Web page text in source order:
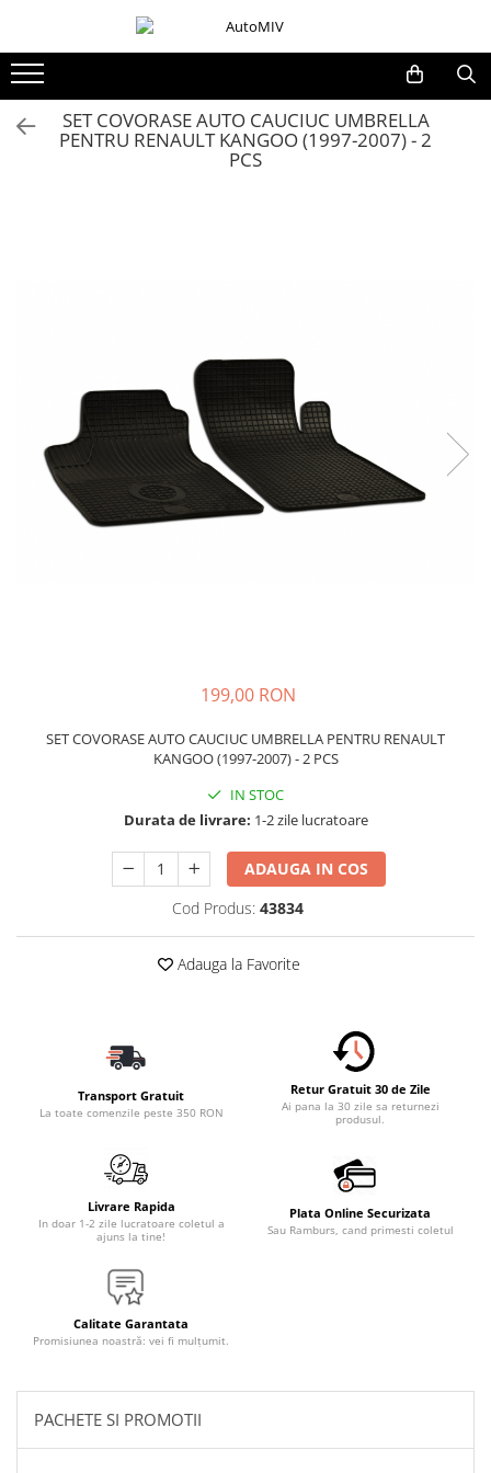
Oferta Saptamanii
Butoane
Buton Clapeta Rezervor
Buton Portbagaj
Alte Butoane/Comutatoare
Butoane Semnalizare
Schimbatoare Viteze
Covorase Auto/ Presuri Auto
Accesorii pentru Roti si Anvelope
Husa Anvelope
Truse Chei
Organizatoare Auto
Iluminat Auto
Semnalizari
Faruri Ceata
Accesorii LED
Becuri Auto
Piese Caroserie
Amortizoare Capota
SET COVORASE AUTO CAUCIUC UMBRELLA
PENTRU RENAULT KANGOO (1997-2007) - 2
PCS
199,00 RON
SET COVORASE AUTO CAUCIUC UMBRELLA PENTRU RENAULT
KANGOO (1997-2007) - 2 PCS
IN STOC
Durata de livrare: 1-2 zile lucratoare
ADAUGA IN COS
Cod Produs: 43834
Adauga la Favorite
Transport Gratuit
La toate comenzile peste 350 RON
Retur Gratuit 30 de Zile
Ai pana la 30 zile sa returnezi
produsul.
Livrare Rapida
In doar 1-2 zile lucratoare coletul a
ajuns la tine!
Plata Online Securizata
Sau Ramburs, cand primesti coletul
Calitate Garantata
Promisiunea noastră: vei fi mulțumit.
PACHETE SI PROMOTII